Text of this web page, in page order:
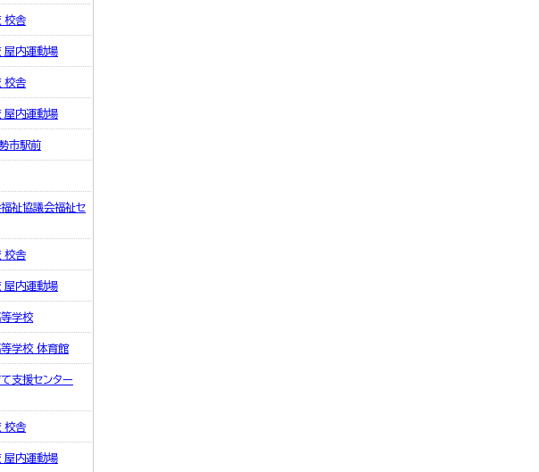
校舎
屋内運動場
校舎
屋内運動場
市駅前
祉協議会福祉セ
校舎
屋内運動場
学校
学校 体育館
支援センター
校舎
屋内運動場